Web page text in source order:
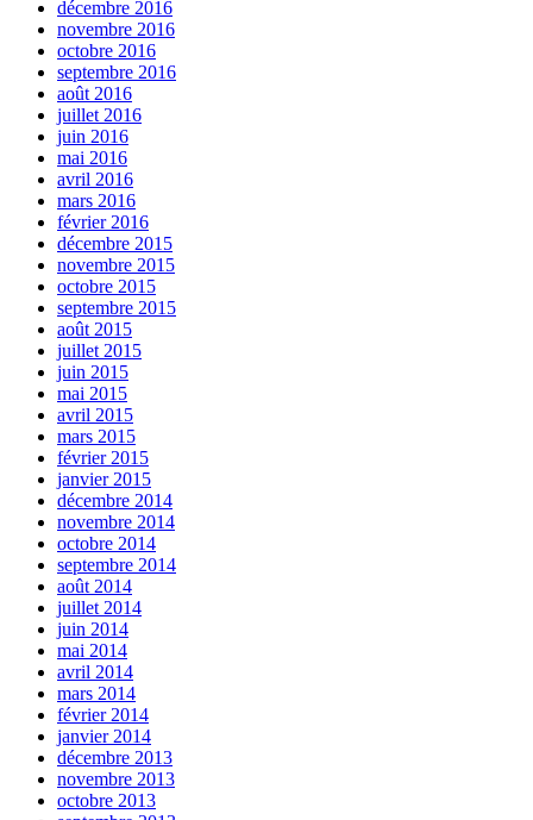
décembre 2016
novembre 2016
octobre 2016
septembre 2016
août 2016
juillet 2016
juin 2016
mai 2016
avril 2016
mars 2016
février 2016
décembre 2015
novembre 2015
octobre 2015
septembre 2015
août 2015
juillet 2015
juin 2015
mai 2015
avril 2015
mars 2015
février 2015
janvier 2015
décembre 2014
novembre 2014
octobre 2014
septembre 2014
août 2014
juillet 2014
juin 2014
mai 2014
avril 2014
mars 2014
février 2014
janvier 2014
décembre 2013
novembre 2013
octobre 2013